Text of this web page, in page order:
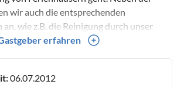
wir auch die entsprechenden
wie z.B. die Reinigung durch unser
und wir sind immer in Bereitschaft, wenn
erfahren
06.07.2012